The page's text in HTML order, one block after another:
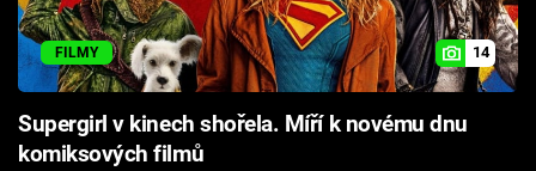
FILMY 14
Supergirl v kinech shořela. Míří k novému dnu
komiksových filmů